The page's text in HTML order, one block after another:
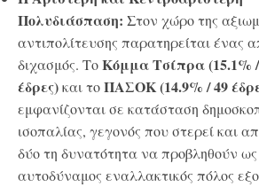
Πολυδιάσπαση: Στον χώρο της
αντιπολίτευσης παρατηρείται ένας
διχασμός. ΤοΚόμμα Τσίπρα (15.1%
έδρες)και τοΠΑΣΟΚ (14.9% / 49
εμφανίζονται σε κατάσταση
ισοπαλίας, γεγονός που στερεί και
δύο τη δυνατότητα να προβληθούν
αυτοδύναμος εναλλακτικός πόλος